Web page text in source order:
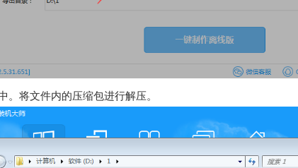
。将文件内的压缩包进行解压。